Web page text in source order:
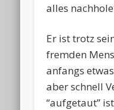
alles
Er ist trotz
fremden
anfangs
aber schnell
“aufgetaut”